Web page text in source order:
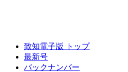
致知電子版 トップ
最新号
バックナンバー